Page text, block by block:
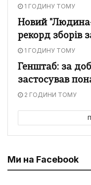
1 ГОДИНУ ТОМУ
Новий
рекорд зборів
1 ГОДИНУ ТОМУ
Генштаб: за
застосував
2 ГОДИНИ ТОМУ
Ми на Facebook